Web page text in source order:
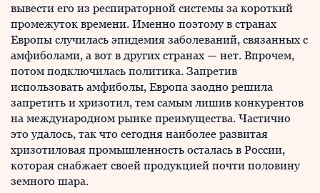
вывести его из респираторной системы за короткий
промежуток времени. Именно поэтому в странах
Европы случилась эпидемия заболеваний, связанных с
амфиболами, а вот в других странах — нет. Впрочем,
потом подключилась политика. Запретив
использовать амфиболы, Европа заодно решила
запретить и хризотил, тем самым лишив конкурентов
на международном рынке преимущества. Частично
это удалось, так что сегодня наиболее развитая
хризотиловая промышленность осталась в России,
которая снабжает своей продукцией почти половину
земного шара.